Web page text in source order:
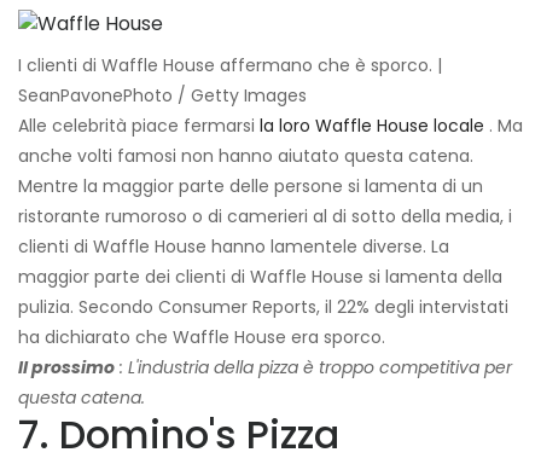
I clienti di Waffle House affermano che è sporco. |
SeanPavonePhoto / Getty Images
Alle celebrità piace fermarsi la loro Waffle House locale . Ma
anche volti famosi non hanno aiutato questa catena.
Mentre la maggior parte delle persone si lamenta di un
ristorante rumoroso o di camerieri al di sotto della media, i
clienti di Waffle House hanno lamentele diverse. La
maggior parte dei clienti di Waffle House si lamenta della
pulizia. Secondo Consumer Reports, il 22% degli intervistati
ha dichiarato che Waffle House era sporco.
Il prossimo : L'industria della pizza è troppo competitiva per
questa catena.
7. Domino's Pizza